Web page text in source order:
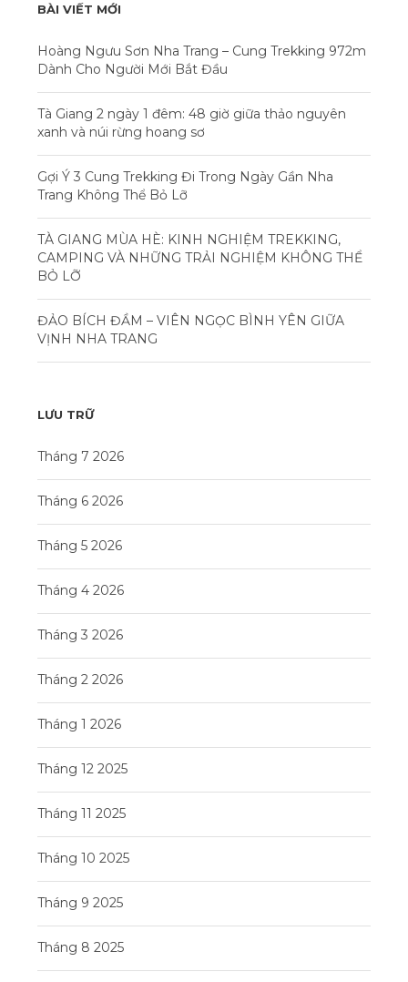
BÀI VIẾT MỚI
Hoàng Ngưu Sơn Nha Trang – Cung Trekking 972m
Dành Cho Người Mới Bắt Đầu
Tà Giang 2 ngày 1 đêm: 48 giờ giữa thảo nguyên
xanh và núi rừng hoang sơ
Gợi Ý 3 Cung Trekking Đi Trong Ngày Gần Nha
Trang Không Thể Bỏ Lỡ
TÀ GIANG MÙA HÈ: KINH NGHIỆM TREKKING,
CAMPING VÀ NHỮNG TRẢI NGHIỆM KHÔNG THỂ
BỎ LỠ
ĐẢO BÍCH ĐẦM – VIÊN NGỌC BÌNH YÊN GIỮA
VỊNH NHA TRANG
LƯU TRỮ
Tháng 7 2026
Tháng 6 2026
Tháng 5 2026
Tháng 4 2026
Tháng 3 2026
Tháng 2 2026
Tháng 1 2026
Tháng 12 2025
Tháng 11 2025
Tháng 10 2025
Tháng 9 2025
Tháng 8 2025